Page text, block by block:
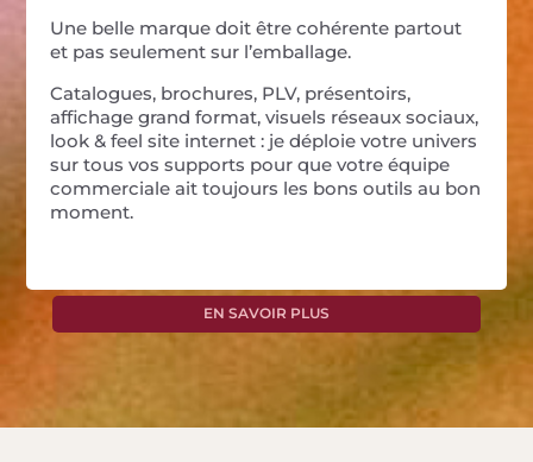
Une belle marque doit être cohérente partout
et pas seulement sur l’emballage.
Catalogues, brochures, PLV, présentoirs,
affichage grand format, visuels réseaux sociaux,
look & feel site internet : je déploie votre univers
sur tous vos supports pour que votre équipe
commerciale ait toujours les bons outils au bon
moment.
EN SAVOIR PLUS